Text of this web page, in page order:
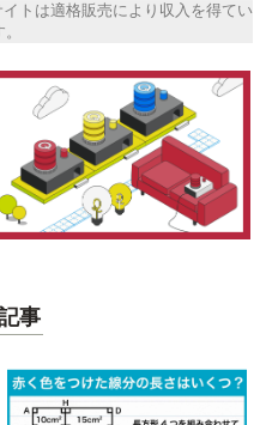
トは適格販売により収入を得てい
事